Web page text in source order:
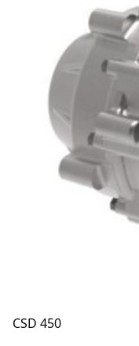
CSD 450